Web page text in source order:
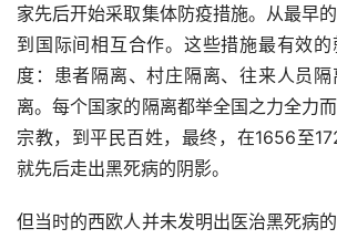
家先后开始采取集体防疫措施。从最早
到国际间相互合作。这些措施最有效
度：患者隔离、村庄隔离、往来人员
离。每个国家的隔离都举全国之力全力
宗教，到平民百姓，最终，在1656至
就先后走出黑死病的阴影。
但当时的西欧人并未发明出医治黑死病